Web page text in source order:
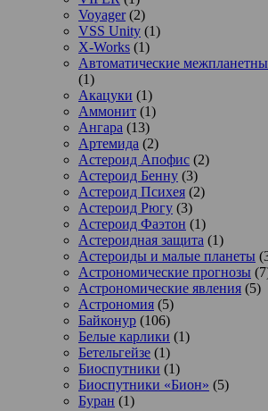
Voyager(2)
VSS Unity (1)
X-Works (1)
Автоматические
(1)
Акацуки (1)
Аммонит (1)
Ангара (13)
Артемида (2)
Астероид Апофис (2)
Астероид Бенну (3)
Астероид Психея (2)
Астероид Рюгу (3)
Астероид Фаэтон (1)
Астероидная защита (1)
Астероиды и малые планеты
Астрономические прогнозы
Астрономические явления (5)
Астрономия (5)
Байконур (106)
Белые карлики (1)
Бетельгейзе (1)
Биоспутники (1)
Биоспутники «Бион» (5)
Буран (1)